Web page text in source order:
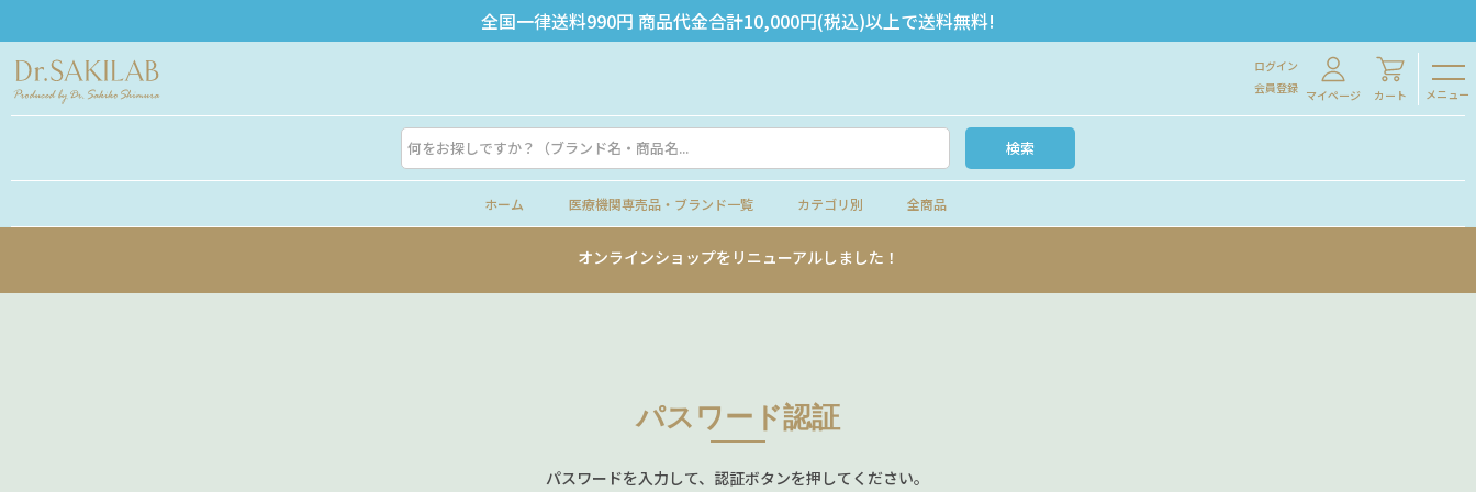
全国一律送料990円 商品代金合計10,000円(税込)以上で送料無料!
ログイン
会員登録 マイページ カート メニュー
検索
ホーム 医療機関専売品・ブランド一覧 カテゴリ別 全商品
オンラインショップをリニューアルしました！
パスワード認証
パスワードを入力して、認証ボタンを押してください。